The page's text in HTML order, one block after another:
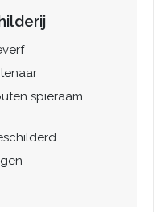
spieraam